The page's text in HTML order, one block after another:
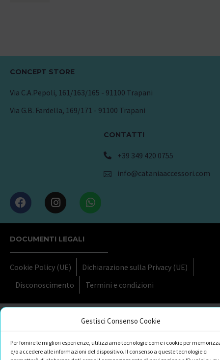
Gestisci Consenso Cookie
Per fornire le migliori esperienze, utilizziamo tecnologie come i cookie per
e/o accedere alle informazioni del dispositivo. Il consenso a queste tecnologie ci
CONCEPT STORE
Via C.A.Pepoli, 161/163/165 - 91100 Trapani
Via G.B. Fardella, 169/171 - 91100 Trapani
CONTATTI
+39 349 420 0755
info@cataniaaccessori.com
DOCUMENTI LEGALI
Cookie Policy (UE)
Dichiarazione sulla Privacy (UE)
Disconoscimento
Termini e condizioni